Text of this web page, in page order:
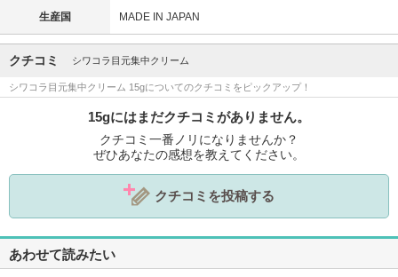
生産国 MADE IN JAPAN
クチコミ シワコラ目元集中クリーム
シワコラ目元集中クリーム 15gについてのクチコミをピックアップ！
15gにはまだクチコミがありません。
クチコミ一番ノリになりませんか？
ぜひあなたの感想を教えてください。
クチコミを投稿する
あわせて読みたい